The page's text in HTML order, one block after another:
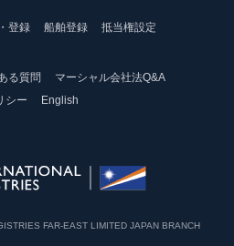
登録 船舶登録
抵当権設定
る質問
マーシャル会社法Q&A
シー English
FAR-EAST LIMITED JAPAN BRANCH